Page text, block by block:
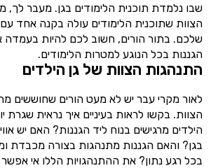
שבו נלמדת תוכנית הלימודים בגן. מעבר לך,
הצוות שתוכנית הלימודים עולה בקנה אחד
שלכם. בתור הורים, חשוב לכם להיות בעמדה
הגננות בכל הנוגע למטרות הלימודים.
התנהגות הצוות של גן הילדים
לאור מקרי עבר יש לא מעט הורים שחוששים
הצוות. בקשו לראות בעיניים איך נראית שגרת
הילדים מרגישים בנוח ליד הגננות? האם יש
בגן? והאם הגננות מתנהגות בצורה מכבדת
בכל רגע נתון? את ההתנהגויות הללו אי